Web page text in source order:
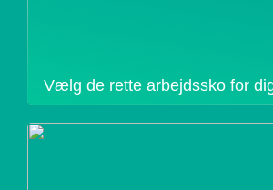
Vælg de rette arbejdssko for